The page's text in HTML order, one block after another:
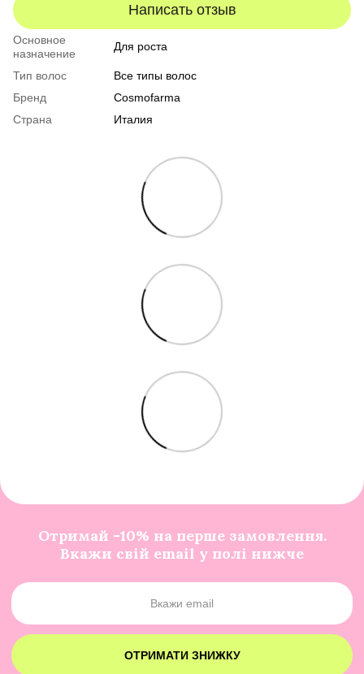
Написать отзыв
Основное
назначение
Для роста
Тип волос
Все типы волос
Бренд
Cosmofarma
Страна
Италия
Отримай -10% на перше замовлення.
Вкажи свій email у полі нижче
ОТРИМАТИ ЗНИЖКУ